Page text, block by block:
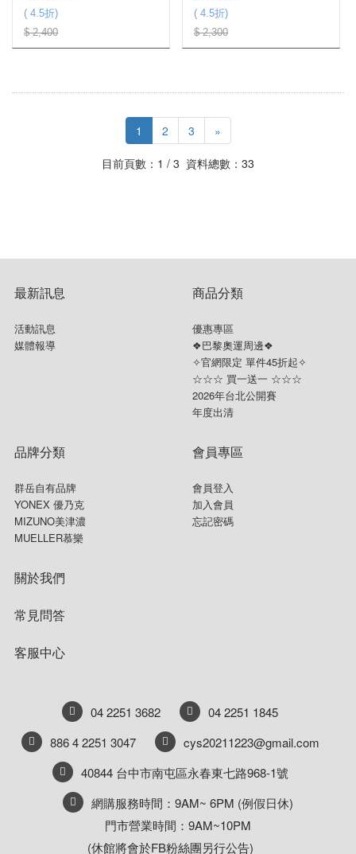
( 4.5折)
$ 2,400
( 4.5折)
$ 2,300
1 2 3 »
目前頁數：1 / 3 資料總數：33
最新訊息
活動訊息
媒體報導
商品分類
優惠專區
❖巴黎奧運周邊❖
✧官網限定 單件45折起✧
☆☆☆ 買一送一 ☆☆☆
2026年台北公開賽
年度出清
品牌分類
群岳自有品牌
YONEX 優乃克
MIZUNO美津濃
MUELLER慕樂
會員專區
會員登入
加入會員
忘記密碼
關於我們
常見問答
客服中心
04 2251 3682
04 2251 1845
886 4 2251 3047
cys20211223@gmail.com
40844 台中市南屯區永春東七路968-1號
網購服務時間：9AM~ 6PM (例假日休)
門市營業時間：9AM~10PM
(休館將會於FB粉絲團另行公告)